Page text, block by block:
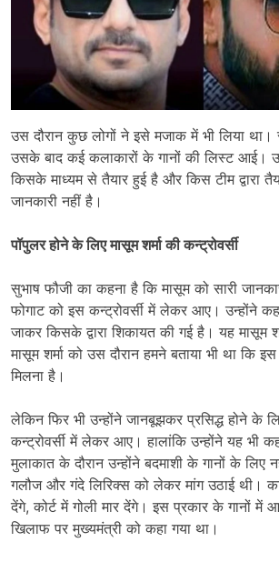
उस दौरान कुछ लोगों ने इसे मजाक में भी लिया
उसके बाद कई कलाकारों के गानों की लिस्ट आई।
किसके माध्यम से तैयार हुई है और किस टीम द्वारा
जानकारी नहीं है।
पॉपुलर होने के लिए मासूम शर्मा की कन्ट्रोवर्सी
सुभाष फौजी का कहना है कि मासूम को सारी
फोगाट को इस कन्ट्रोवर्सी में लेकर आए। उन्होंने
जाकर किसके द्वारा शिकायत की गई है। यह मासूम
मासूम शर्मा को उस दौरान हमने बताया भी था कि
मिलना है।
लेकिन फिर भी उन्होंने जानबूझकर प्रसिद्ध होने के
कन्ट्रोवर्सी में लेकर आए। हालांकि उन्होंने यह भी
मुलाकात के दौरान उन्होंने बदमाशी के गानों के लिए
गलौज और गंदे लिरिक्स को लेकर मांग उठाई थी।
देंगे, कोर्ट में गोली मार देंगे। इस प्रकार के गानों
खिलाफ पर मुख्यमंत्री को कहा गया था।